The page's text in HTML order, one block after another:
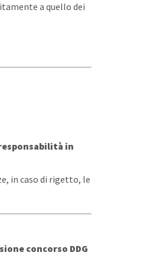
a quello dei
in
in caso di rigetto, le
concorso DDG